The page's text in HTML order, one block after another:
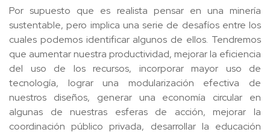
Por supuesto que es realista pensar en una minería
sustentable, pero implica una serie de desafíos entre los
cuales podemos identificar algunos de ellos. Tendremos
que aumentar nuestra productividad, mejorar la eficiencia
del uso de los recursos, incorporar mayor uso de
tecnología, lograr una modularización efectiva de
nuestros diseños, generar una economía circular en
algunas de nuestras esferas de acción, mejorar la
coordinación público privada, desarrollar la educación